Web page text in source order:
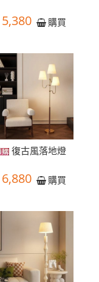
5,380 購買
復古風落地燈
6,880 購買